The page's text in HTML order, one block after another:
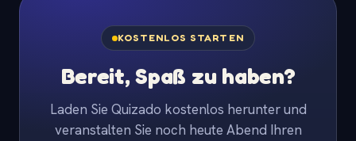
KOSTENLOS STARTEN
Bereit, Spaß zu haben?
Laden Sie Quizado kostenlos herunter und
veranstalten Sie noch heute Abend Ihren